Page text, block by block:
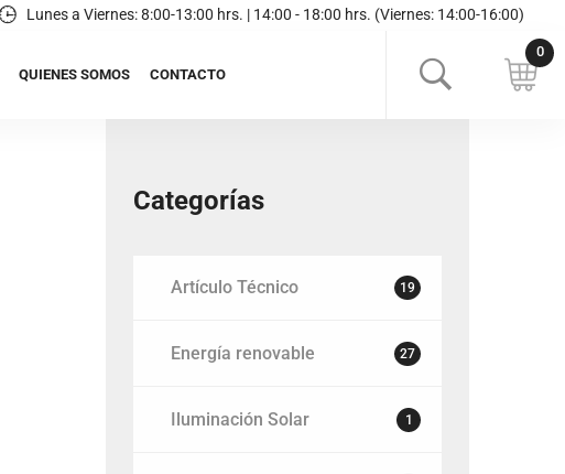
Lunes a Viernes: 8:00-13:00 hrs. | 14:00 - 18:00 hrs. (Viernes: 14:00-16:00)
QUIENES SOMOS CONTACTO
Categorías
Artículo Técnico 19
Energía renovable 27
Iluminación Solar 1